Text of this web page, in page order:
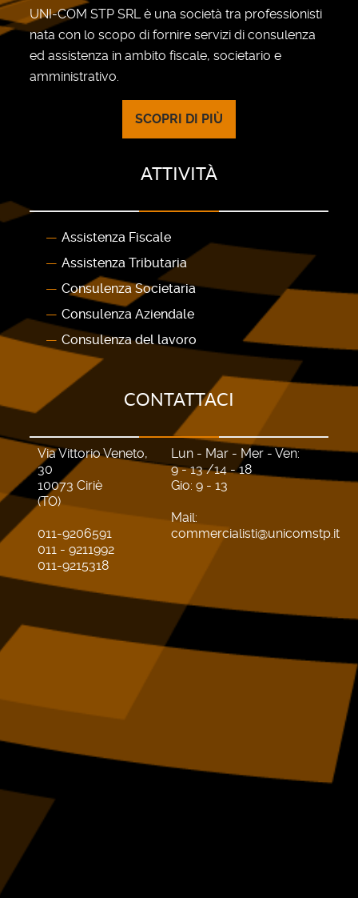
UNI-COM STP SRL è una società tra professionisti
nata con lo scopo di fornire servizi di consulenza
ed assistenza in ambito fiscale, societario e
amministrativo.
SCOPRI DI PIÙ
ATTIVITÀ
Assistenza Fiscale
Assistenza Tributaria
Consulenza Societaria
Consulenza Aziendale
Consulenza del lavoro
CONTATTACI
Via Vittorio Veneto,
30
10073 Ciriè
(TO)
011-9206591
011 - 9211992
011-9215318
Lun - Mar - Mer - Ven:
9 - 13 /14 - 18
Gio: 9 - 13
Mail:
commercialisti@unicomstp.it